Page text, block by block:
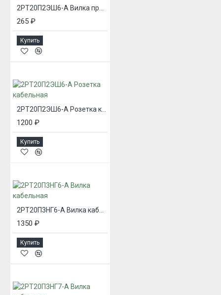
265 ₽
Купить
1200 ₽
Купить
2РТ20П3НГ6-А Вилка кабельная
1350 ₽
Купить